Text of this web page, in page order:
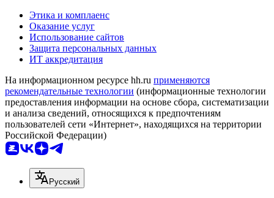
Этика и комплаенс
Оказание услуг
Использование сайтов
Защита персональных данных
ИТ аккредитация
На информационном ресурсе hh.ru применяются
рекомендательные технологии (информационные технологии
предоставления информации на основе сбора, систематизации
и анализа сведений, относящихся к предпочтениям
пользователей сети «Интернет», находящихся на территории
Российской Федерации)
Русский